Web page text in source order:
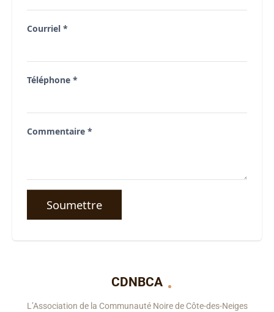
Courriel *
Téléphone *
Commentaire *
Soumettre
CDNBCA
L’Association de la Communauté Noire de Côte-des-Neiges